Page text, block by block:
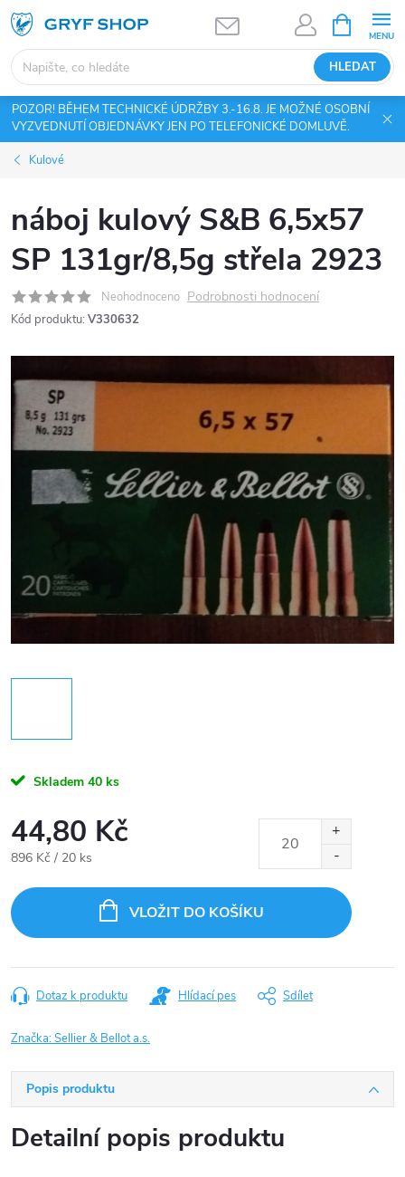
Přejít
na
obsah
HLEDAT
NÁKUPNÍ
KOŠÍK
POZOR! BĚHEM TECHNICKÉ ÚDRŽBY 3.-16.8. JE MOŽNÉ OSOBNÍ
VYZVEDNUTÍ OBJEDNÁVKY JEN PO TELEFONICKÉ DOMLUVĚ.
Kulové
náboj kulový S&B 6,5x57
SP 131gr/8,5g střela 2923
Neohodnoceno Podrobnosti hodnocení
Kód produktu: V330632
Skladem 40 ks
44,80 Kč
Měrná
896 Kč / 20 ks
VLOŽIT DO KOŠÍKU
Dotaz k produktu Hlídací pes Sdílet
Značka:Sellier & Bellot a.s.
Popis produktu
Detailní popis produktu